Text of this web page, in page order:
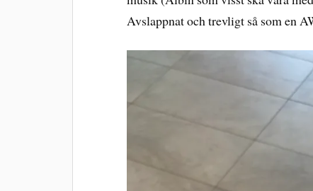
Avslappnat och trevligt så som en